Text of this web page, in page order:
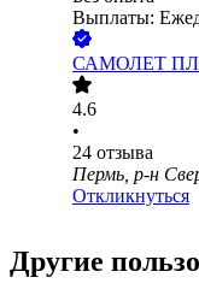
Выплаты:
САМОЛЕТ
4.6
•
24 отзыва
Пермь, р-н
Откликнуться
Другие